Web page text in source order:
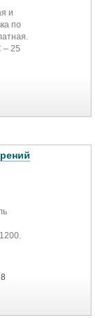
и
по
– 25